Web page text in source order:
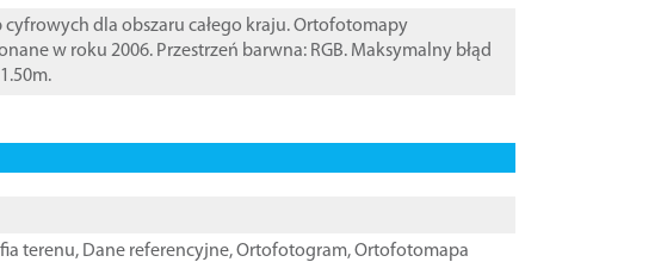
dla obszaru całego kraju. Ortofotomapy
w roku 2006. Przestrzeń barwna: RGB. Maksymalny błąd
terenu, Dane referencyjne,Ortofotogram,Ortofotomapa